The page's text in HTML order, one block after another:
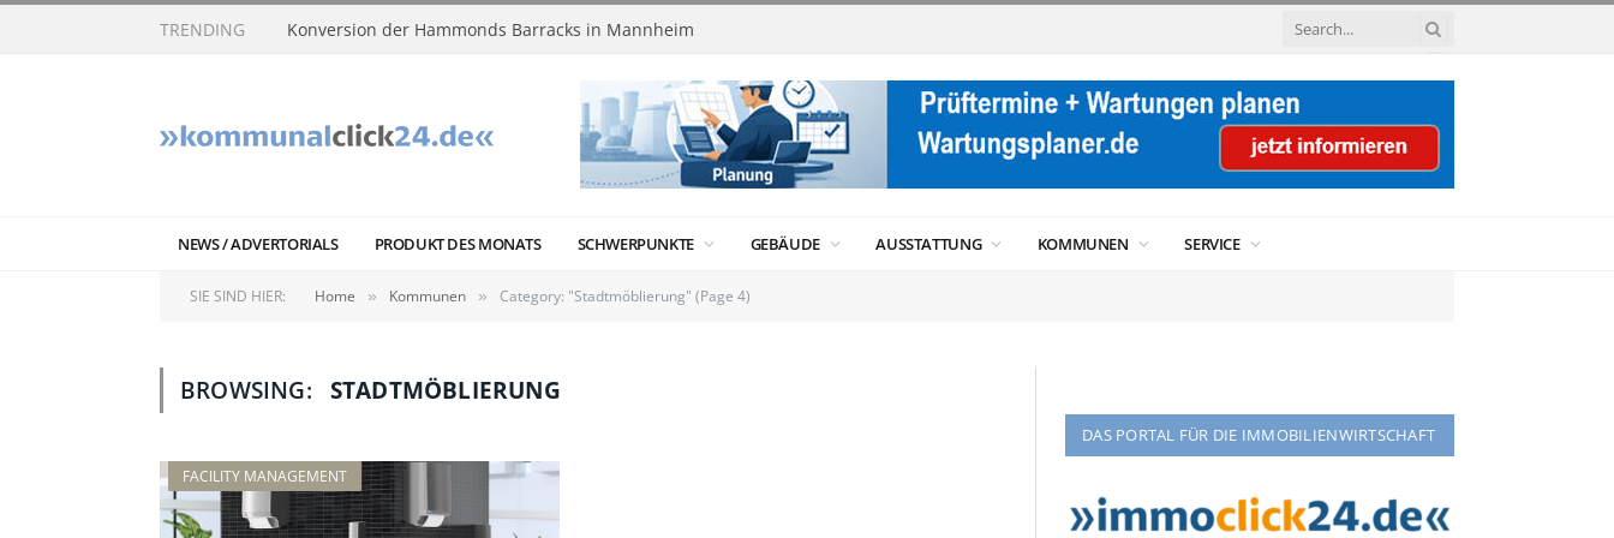
TRENDING Konversion der Hammonds Barracks in Mannheim
NEWS / ADVERTORIALS PRODUKT DES MONATS SCHWERPUNKTE GEBÄUDE AUSSTATTUNG KOMMUNEN SERVICE
SIE SIND HIER: Home » Kommunen » Category: "Stadtmöblierung" (Page 4)
BROWSING: STADTMÖBLIERUNG
FACILITY MANAGEMENT
DAS PORTAL FÜR DIE IMMOBILIENWIRTSCHAFT